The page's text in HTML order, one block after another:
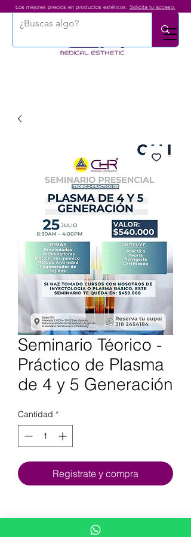
Los mejores precios en productos estéticos. Solicita tu acceso.
Seminario Téorico -
Práctico de Plasma
de 4 y 5 Generación
Cantidad *
Registrate y compra